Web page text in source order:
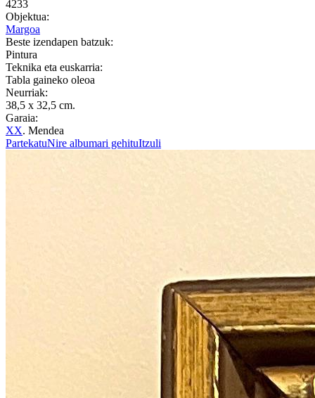
4233
Objektua:
Margoa
Beste izendapen batzuk:
Pintura
Teknika eta euskarria:
Tabla gaineko oleoa
Neurriak:
38,5 x 32,5 cm.
Garaia:
XX. Mendea
PartekatuNire albumari gehituItzuli